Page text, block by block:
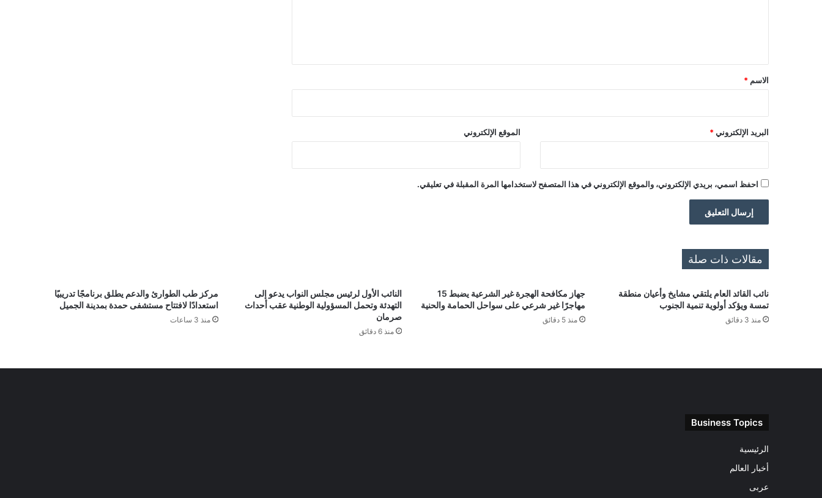
*
الاسم *
البريد الإلكتروني * الموقع الإلكتروني
احفظ اسمي، بريدي الإلكتروني، والموقع الإلكتروني في هذا المتصفح لاستخدامها المرة المقبلة في تعليقي.
مقالات ذات صلة
نائب القائد العام يلتقي مشايخ وأعيان منطقة
تمسة ويؤكد أولوية تنمية الجنوب
منذ 3 دقائق
جهاز مكافحة الهجرة غير الشرعية يضبط 15
مهاجرًا غير شرعي على سواحل الحمامة والحنية
منذ 5 دقائق
النائب الأول لرئيس مجلس النواب يدعو إلى
التهدئة وتحمل المسؤولية الوطنية عقب أحداث
صرمان
منذ 6 دقائق
مركز طب الطوارئ والدعم يطلق برنامجًا تدريبيًا
استعدادًا لافتتاح مستشفى حمدة بمدينة الجميل
منذ 3 ساعات
Business Topics
الرئيسية
أخبار العالم
عربى